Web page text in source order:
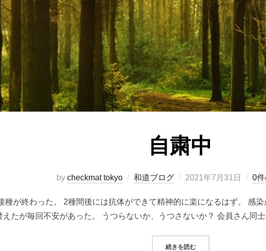
自粛中
by checkmat tokyo 和道ブログ
投
日:
2021年7月31日 0件
種が終わった。 2種間後には抗体ができて精神的に楽になるはず。 感
えたが毎回不安があった。 うつらないか、うつさないか？ 会員さん同
続きを読む“自粛中”